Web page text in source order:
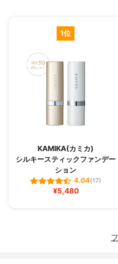
1位
KAMIKA(カミカ)
シルキースティックファンデー
ション
4.04(17)
¥5,480